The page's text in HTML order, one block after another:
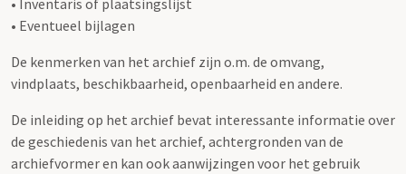
• Eventueel bijlagen
De kenmerken van het archief zijn o.m. de omvang,
vindplaats, beschikbaarheid, openbaarheid en andere.
De inleiding op het archief bevat interessante informatie over
de geschiedenis van het archief, achtergronden van de
archiefvormer en kan ook aanwijzingen voor het gebruik